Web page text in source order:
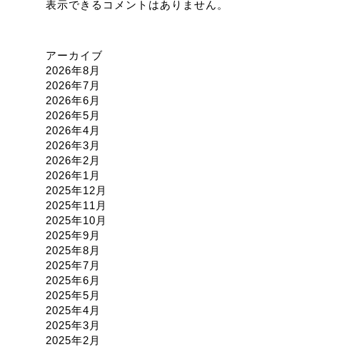
表示できるコメントはありません。
アーカイブ
2026年8月
2026年7月
2026年6月
2026年5月
2026年4月
2026年3月
2026年2月
2026年1月
2025年12月
2025年11月
2025年10月
2025年9月
2025年8月
2025年7月
2025年6月
2025年5月
2025年4月
2025年3月
2025年2月